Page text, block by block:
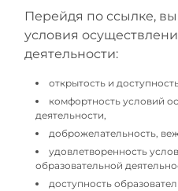
Перейдя по ссылке,
условия
деятельности:
открытость и
комфортность условий
деятельности,
доброжелательность,
удовлетворенность
образовательной
доступность